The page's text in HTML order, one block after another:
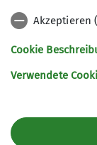
83233 Bernau
Telefon +498051970972
Akzeptieren
Cookie
Verwendete